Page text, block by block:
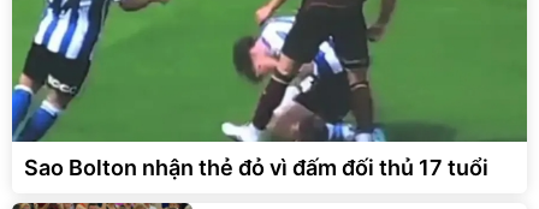
Sao Bolton nhận thẻ đỏ vì đấm đối thủ 17 tuổi